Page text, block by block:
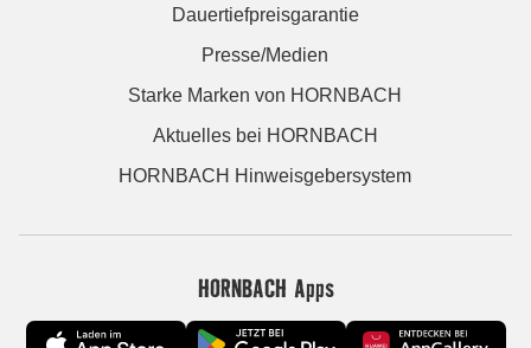
Dauertiefpreisgarantie
Presse/Medien
Starke Marken von HORNBACH
Aktuelles bei HORNBACH
HORNBACH Hinweisgebersystem
HORNBACH Apps